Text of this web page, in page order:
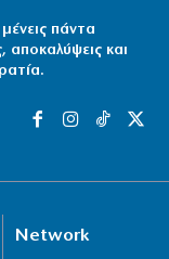
της
τη
πάντα
αποκαλύψεις και
Network